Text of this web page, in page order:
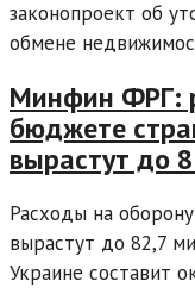
законопроект об
обмене
Минфин ФРГ:
бюджете
вырастут до
Расходы на
вырастут до 82,7
Украине составит